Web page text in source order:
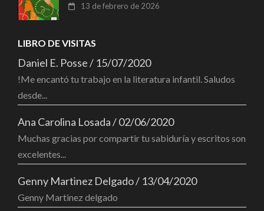
13 de febrero de 2026
LIBRO DE VISITAS
Daniel E. Posse/ 15/07/2020
!Me encantó tu trabajo en la literatura infantil. Saludos
desde...
Ana Carolina Losada/02/06/2020
Muchas gracias por compartir tu sabiduría y escritos son
excelentes...
Genny Martinez Delgado/ 13/04/2020
Genny Martinez delgado